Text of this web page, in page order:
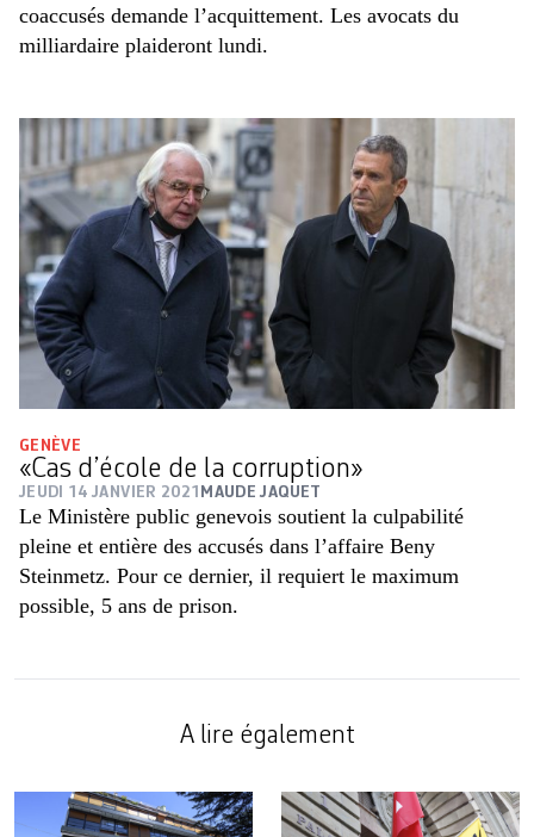
coaccusés demande l’acquittement. Les avocats du
milliardaire plaideront lundi.
GENÈVE
«Cas d’école de la corruption»
JEUDI 14 JANVIER 2021 MAUDE JAQUET
Le Ministère public genevois soutient la culpabilité
pleine et entière des accusés dans l’affaire Beny
Steinmetz. Pour ce dernier, il requiert le maximum
possible, 5 ans de prison.
A lire également